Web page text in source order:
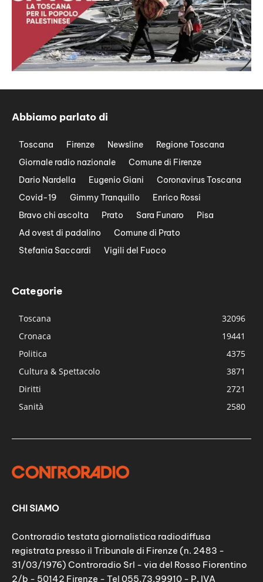
Abbiamo parlato di
Toscana Firenze Newsline
Regione Toscana
Giornale radio nazionale
Comune di Firenze
Dario Nardella
Eugenio Giani
Coronavirus Toscana
Covid-19
Gimmy Tranquillo
Enrico Rossi
Bravo chi ascolta
Prato Sara Funaro
Pisa
Ad ovest di padalino
Comune di Prato
Stefania Saccardi
Vigili del Fuoco
Categorie
Toscana
32096
Cronaca
19441
Politica
4375
Cultura & Spettacolo
3871
Diritti
2721
Sanità
2580
CHI SIAMO
Controradio testata giornalistica radiodiffusa
registrata presso il Tribunale di Firenze (n. 2483 -
31/03/1976) Controradio Srl - via del Rosso Fiorentino
2/b - 50142 Firenze - Tel 055.73.99910 - P. IVA